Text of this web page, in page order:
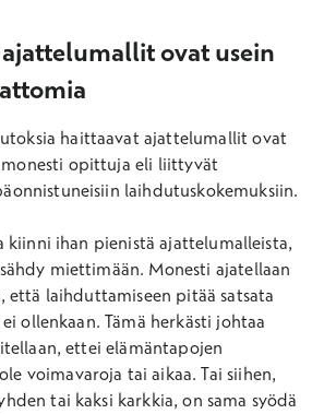
ovat usein
haittaavat ajattelumallit ovat
monesti opittuja eli liittyvät
laihdutuskokemuksiin.
kiinni ihan pienistä ajattelumalleista,
miettimään. Monesti ajatellaan
että laihduttamiseen pitää satsata
ollenkaan. Tämä herkästi johtaa
ettei elämäntapojen
voimavaroja tai aikaa. Tai siihen,
tai kaksi karkkia, on sama syödä